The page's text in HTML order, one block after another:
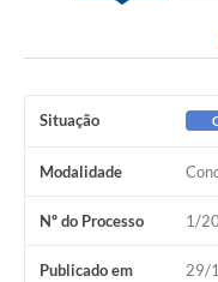
Audiências Públicas
Transparência
Notas Explicativas de itens
Situação
Modalidade
Nº do Processo 1/
Publicado em 29/